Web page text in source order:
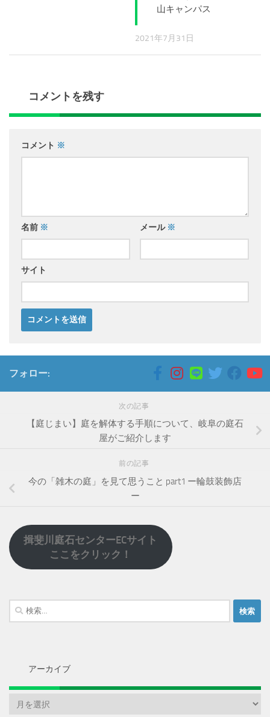
山キャンパス
2021年7月31日
コメントを残す
コメント ※
名前 ※ メール ※
サイト
フォロー:
次の記事
【庭じまい】庭を解体する手順について、岐阜の庭石
屋がご紹介します
前の記事
今の「雑木の庭」を見て思うこと part1 ー輪鼓装飾店
ー
揖斐川庭石センターECサイト
ここをクリック！
検
索:
アーカイブ